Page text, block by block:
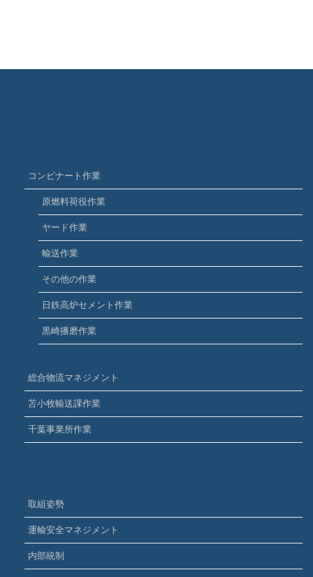
コンビナート作業
原燃料荷役作業
ヤード作業
輸送作業
その他の作業
日鉄高炉セメント作業
黒崎播磨作業
総合物流マネジメント
苫小牧輸送課作業
千葉事業所作業
取組姿勢
運輸安全マネジメント
内部統制